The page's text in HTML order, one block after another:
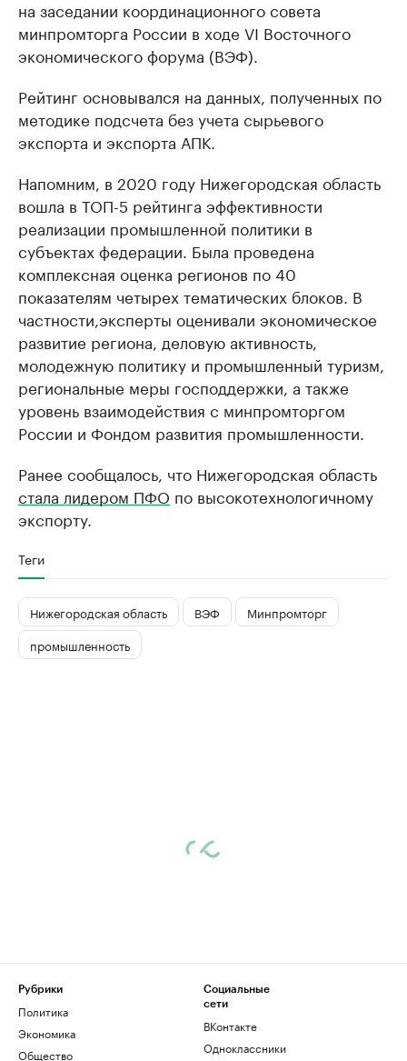
на заседании координационного совета
минпромторга России в ходе VI Восточного
экономического форума (ВЭФ).
Рейтинг основывался на данных, полученных по
методике подсчета без учета сырьевого
экспорта и экспорта АПК.
Напомним, в 2020 году Нижегородская область
вошла в ТОП-5 рейтинга эффективности
реализации промышленной политики в
субъектах федерации. Была проведена
комплексная оценка регионов по 40
показателям четырех тематических блоков. В
частности,эксперты оценивали экономическое
развитие региона, деловую активность,
молодежную политику и промышленный туризм,
региональные меры господдержки, а также
уровень взаимодействия с минпромторгом
России и Фондом развития промышленности.
Ранее сообщалось, что Нижегородская область
стала лидером ПФО по высокотехнологичному
экспорту.
Теги
Нижегородская область ВЭФ
Минпромторг
промышленность
Рубрики
Политика
Экономика
Общество
Социальные
сети
ВКонтакте
Одноклассники